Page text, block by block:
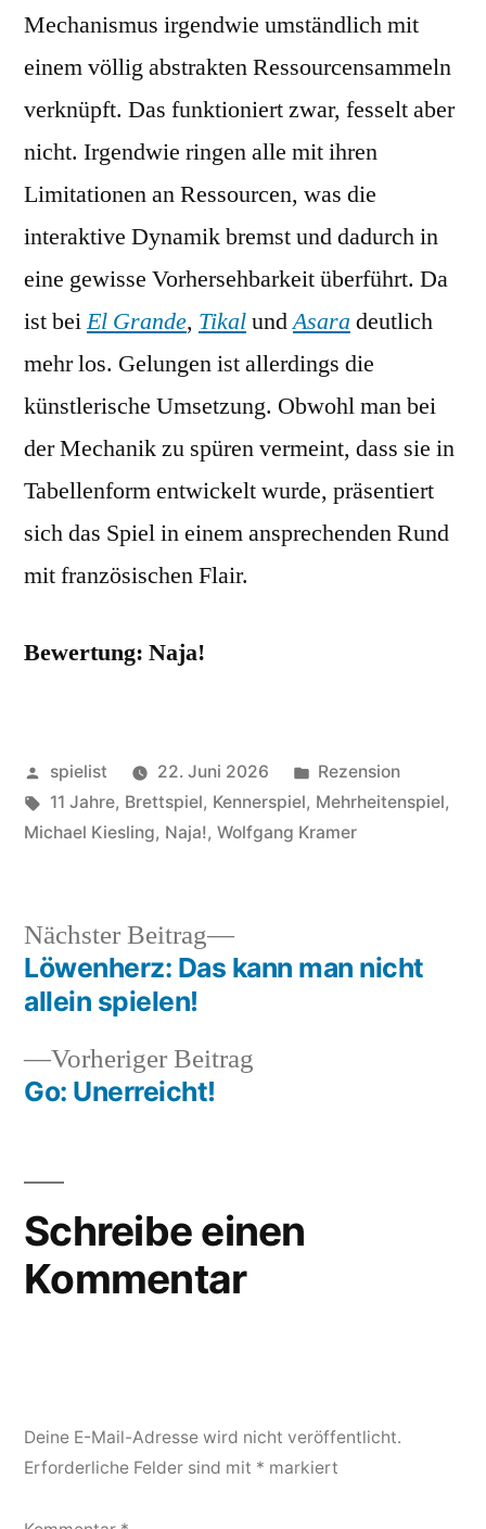
Mechanismus irgendwie umständlich mit
einem völlig abstrakten Ressourcensammeln
verknüpft. Das funktioniert zwar, fesselt aber
nicht. Irgendwie ringen alle mit ihren
Limitationen an Ressourcen, was die
interaktive Dynamik bremst und dadurch in
eine gewisse Vorhersehbarkeit überführt. Da
ist beiEl Grande, TikalundAsara deutlich
mehr los. Gelungen ist allerdings die
künstlerische Umsetzung. Obwohl man bei
der Mechanik zu spüren vermeint, dass sie in
Tabellenform entwickelt wurde, präsentiert
sich das Spiel in einem ansprechenden Rund
mit französischen Flair.
Bewertung: Naja!
Veröffentlicht
von
spielist 22. Juni 2026
Veröffentlicht
in
Rezension
Schlagwörter:
11 Jahre, Brettspiel, Kennerspiel, Mehrheitenspiel,
Michael Kiesling, Naja!, Wolfgang Kramer
Beitragsnavigation
Vorheriger Beitrag
Go: Unerreicht!
Nächster Beitrag
Nächster
Beitrag:
Löwenherz: Das kann man nicht
allein spielen!
Schreibe einen
Kommentar
Deine E-Mail-Adresse wird nicht veröffentlicht.
Erforderliche Felder sind mit * markiert